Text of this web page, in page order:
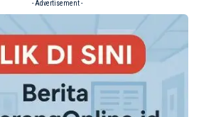
- Advertisement -